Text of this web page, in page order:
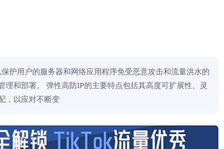
护用户的服务器和网络应用程序免受恶意攻击和流量洪水的
和部署。 弹性高防IP的主要特点包括其高度可扩展性、灵
，以应对不断变